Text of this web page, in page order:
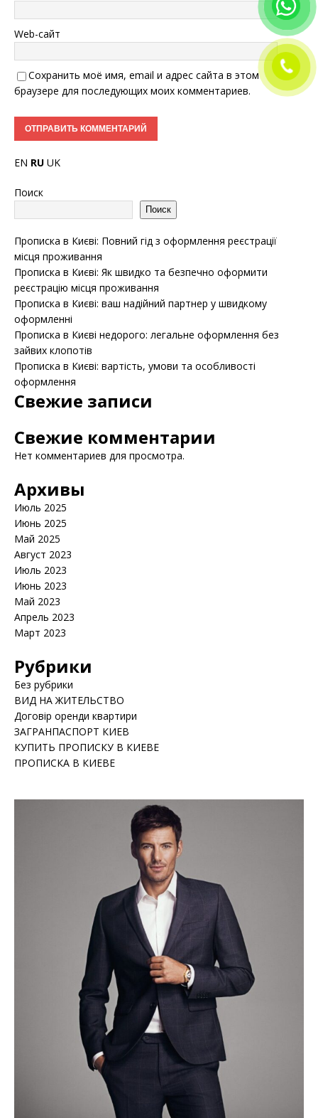
Web-сайт
Сохранить моё имя, email и адрес сайта в этом
браузере для последующих моих комментариев.
EN RU UK
Поиск
Поиск
Прописка в Києві: Повний гід з оформлення реєстрації
місця проживання
Прописка в Києві: Як швидко та безпечно оформити
реєстрацію місця проживання
Прописка в Києві: ваш надійний партнер у швидкому
оформленні
Прописка в Києві недорого: легальне оформлення без
зайвих клопотів
Прописка в Києві: вартість, умови та особливості
оформлення
Свежие записи
Свежие комментарии
Нет комментариев для просмотра.
Архивы
Июль 2025
Июнь 2025
Май 2025
Август 2023
Июль 2023
Июнь 2023
Май 2023
Апрель 2023
Март 2023
Рубрики
Без рубрики
ВИД НА ЖИТЕЛЬСТВО
Договір оренди квартири
ЗАГРАНПАСПОРТ КИЕВ
КУПИТЬ ПРОПИСКУ В КИЕВЕ
ПРОПИСКА В КИЕВЕ